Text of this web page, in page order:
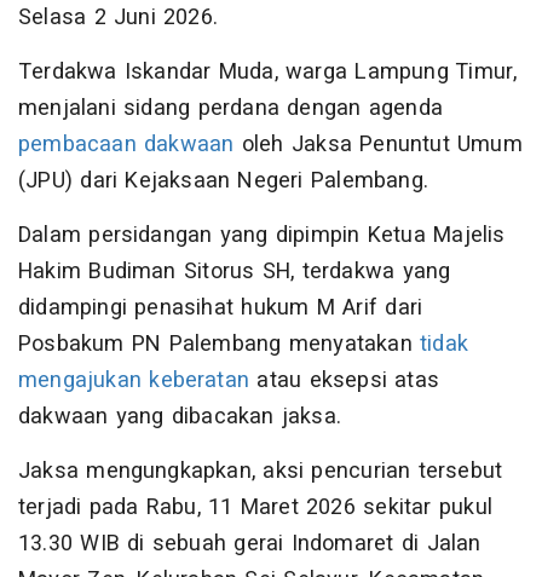
Selasa 2 Juni 2026.
Terdakwa Iskandar Muda, warga Lampung Timur,
menjalani sidang perdana dengan agenda
pembacaan dakwaan oleh Jaksa Penuntut Umum
(JPU) dari Kejaksaan Negeri Palembang.
Dalam persidangan yang dipimpin Ketua Majelis
Hakim Budiman Sitorus SH, terdakwa yang
didampingi penasihat hukum M Arif dari
Posbakum PN Palembang menyatakantidak
mengajukan keberatan atau eksepsi atas
dakwaan yang dibacakan jaksa.
Jaksa mengungkapkan, aksi pencurian tersebut
terjadi pada Rabu, 11 Maret 2026 sekitar pukul
13.30 WIB di sebuah gerai Indomaret di Jalan